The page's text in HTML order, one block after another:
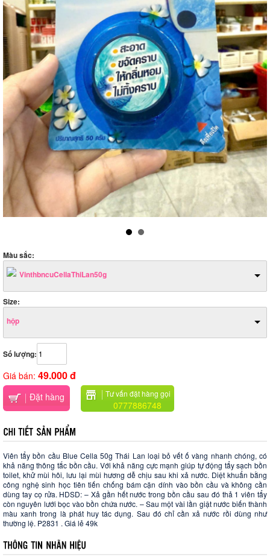
Màu sắc:
VinthbncuCellaThiLan50g
Size:
hộp
Số lượng:
Giá bán: 49.000 đ
Đặt hàng Tư vấn đặt hàng gọi
0777886748
Viên tẩy bồn cầu Blue Cella 50g Thái Lan loại bỏ vết ố vàng nhanh chóng, có
khả năng thông tắc bồn cầu. Với khả năng cực mạnh giúp tự động tẩy sạch bồn
toilet, khử mùi hôi, lưu lại mùi hương dễ chịu sau khi xả nước. Diệt khuẩn bằng
công nghệ sinh học tiên tiến chống bám cặn dính vào bồn cầu và không cần
dùng tay cọ rửa. HDSD: – Xả gần hết nước trong bồn cầu sau đó thả 1 viên tẩy
còn nguyên lưới bọc vào bồn chứa nước. – Sau một vài lần giật nước biến thành
màu xanh trong là phát huy tác dụng. Sau đó chỉ cần xả nước rồi dùng như
thường lệ. P2831 . Giá lẻ 49k